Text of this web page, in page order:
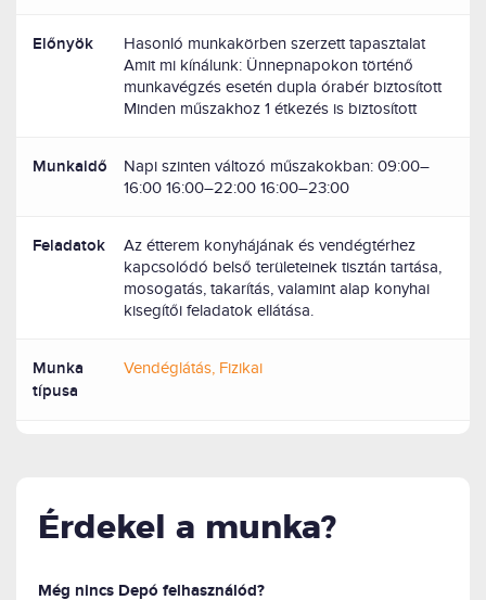
Előnyök
Hasonló munkakörben szerzett tapasztalat
Amit mi kínálunk: Ünnepnapokon történő
munkavégzés esetén dupla órabér biztosított
Minden műszakhoz 1 étkezés is biztosított
Munkaidő
Napi szinten változó műszakokban: 09:00–
16:00 16:00–22:00 16:00–23:00
Feladatok
Az étterem konyhájának és vendégtérhez
kapcsolódó belső területeinek tisztán tartása,
mosogatás, takarítás, valamint alap konyhai
kisegítői feladatok ellátása.
Munka
típusa
Vendéglátás, Fizikai
Érdekel a munka?
Még nincs Depó felhasználód?